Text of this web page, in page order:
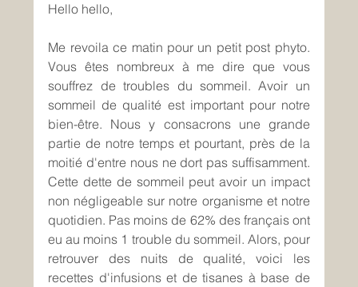
Hello hello,
Me revoila ce matin pour un petit post phyto.
Vous êtes nombreux à me dire que vous
souffrez de troubles du sommeil. Avoir un
sommeil de qualité est important pour notre
bien-être. Nous y consacrons une grande
partie de notre temps et pourtant, près de la
moitié d'entre nous ne dort pas suffisamment.
Cette dette de sommeil peut avoir un impact
non négligeable sur notre organisme et notre
quotidien. Pas moins de 62% des français ont
eu au moins 1 trouble du sommeil. Alors, pour
retrouver des nuits de qualité, voici les
recettes d'infusions et de tisanes à base de